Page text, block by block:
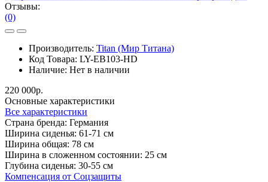
Отзывы:
(0)
Производитель: Titan (Мир Титана)
Код Товара: LY-EB103-HD
Наличие: Нет в наличии
220 000р.
Основные характеристики
Все характеристики
Страна бренда: Германия
Ширина сиденья: 61-71 см
Ширина общая: 78 см
Ширина в сложенном состоянии: 25 см
Глубина сиденья: 30-55 см
Компенсация от Соцзащиты